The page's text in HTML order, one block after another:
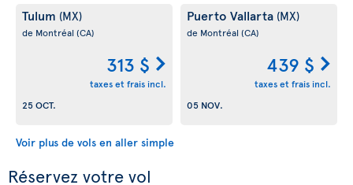
Tulum (MX)
de Montréal (CA)
313 $
taxes et frais incl.
25 OCT.
Puerto Vallarta (MX)
de Montréal (CA)
439 $
taxes et frais incl.
05 NOV.
Voir plus de vols en aller simple
Réservez votre vol